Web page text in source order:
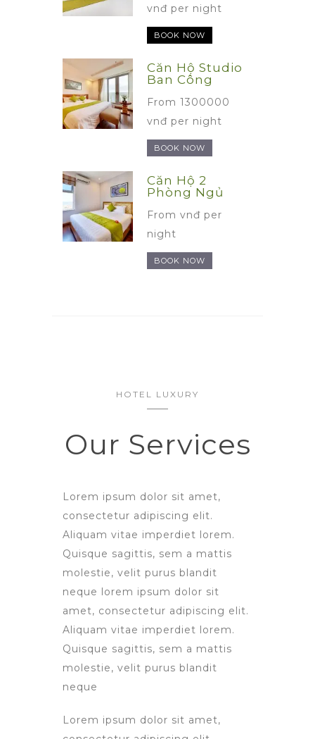
vnđ per night
BOOK NOW
Căn Hộ Studio
Ban Công
From 1300000
vnđ per night
BOOK NOW
Căn Hộ 2
Phòng Ngủ
From vnđ per
night
BOOK NOW
HOTEL LUXURY
Our Services
Lorem ipsum dolor sit amet,
consectetur adipiscing elit.
Aliquam vitae imperdiet lorem.
Quisque sagittis, sem a mattis
molestie, velit purus blandit
neque lorem ipsum dolor sit
amet, consectetur adipiscing elit.
Aliquam vitae imperdiet lorem.
Quisque sagittis, sem a mattis
molestie, velit purus blandit
neque
Lorem ipsum dolor sit amet,